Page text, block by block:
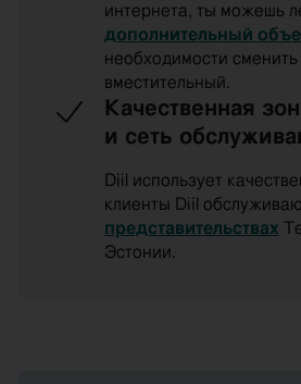
интернета, ты можешь
дополнительный
необходимости
вместительный.
Качественная
и сеть
Diil использует
клиенты Diil
представительствах
Эстонии.